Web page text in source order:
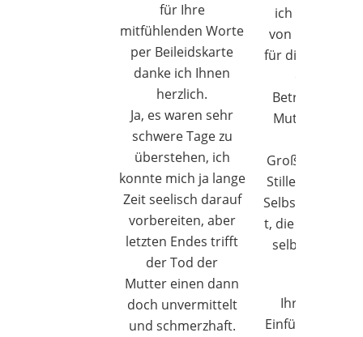
für Ihre
mitfühlenden Worte
per Beileidskarte
danke ich Ihnen
herzlich.
Ja, es waren sehr
schwere Tage zu
überstehen, ich
konnte mich ja lange
Zeit seelisch darauf
vorbereiten, aber
letzten Endes trifft
der Tod der
Mutter einen dann
doch unvermittelt
und schmerzhaft.
ich möchte
von Herzen
für die
Betreuung
Mutter. Sie
Großartiges –
Stillen und mit
t, die alles
Ihre Geduld,